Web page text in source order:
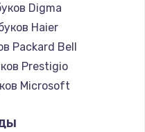
Digma
Haier
Packard Bell
Prestigio
Microsoft
Alienware
Aquarius